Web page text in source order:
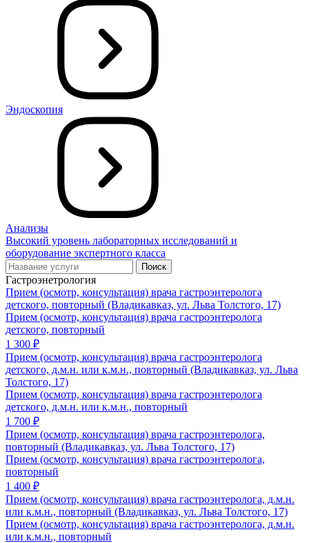
Эндоскопия
Анализы
Высокий уровень лабораторных исследований и
оборудование экспертного класса
Поиск
Гастроэнетрология
Прием (осмотр, консультация) врача гастроэнтеролога
детского, повторный (Владикавказ, ул. Льва Толстого, 17)
Прием (осмотр, консультация) врача гастроэнтеролога
детского, повторный
1 300 ₽
Прием (осмотр, консультация) врача гастроэнтеролога
детского, д.м.н. или к.м.н., повторный (Владикавказ, ул. Льва
Толстого, 17)
Прием (осмотр, консультация) врача гастроэнтеролога
детского, д.м.н. или к.м.н., повторный
1 700 ₽
Прием (осмотр, консультация) врача гастроэнтеролога,
повторный (Владикавказ, ул. Льва Толстого, 17)
Прием (осмотр, консультация) врача гастроэнтеролога,
повторный
1 400 ₽
Прием (осмотр, консультация) врача гастроэнтеролога, д.м.н.
или к.м.н., повторный (Владикавказ, ул. Льва Толстого, 17)
Прием (осмотр, консультация) врача гастроэнтеролога, д.м.н.
или к.м.н., повторный